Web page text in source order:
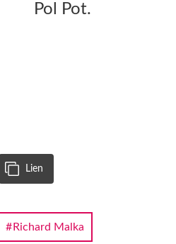
Pol Pot.
Lien
Richard Malka